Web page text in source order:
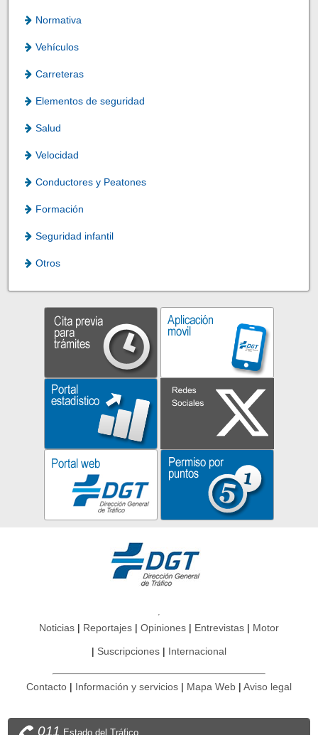
Normativa
Vehículos
Carreteras
Elementos de seguridad
Salud
Velocidad
Conductores y Peatones
Formación
Seguridad infantil
Otros
Noticias Reportajes Opiniones Entrevistas Motor
Suscripciones Internacional
Contacto Información y servicios Mapa Web Aviso legal
011 Estado del Tráfico